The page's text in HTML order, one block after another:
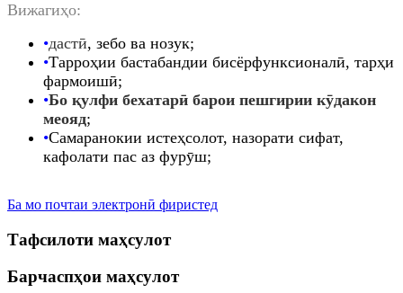
Вижагиҳо:
•дастӣ, зебо ва нозук;
•Тарроҳии бастабандии бисёрфунксионалӣ, тарҳи
фармоишӣ;
•Бо қулфи бехатарӣ барои пешгирии кӯдакон
меояд;
•Самаранокии истеҳсолот, назорати сифат,
кафолати пас аз фурӯш;
Ба мо почтаи электронӣ фиристед
Тафсилоти маҳсулот
Барчаспҳои маҳсулот